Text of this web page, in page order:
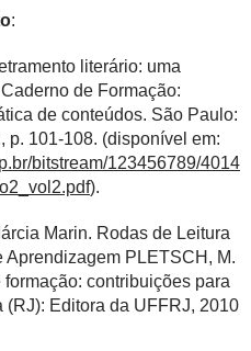
:
literário: uma
de Formação:
de conteúdos. São Paulo:
p. 101-108. (disponível em:
bitstream/123456789/4014
).
Marin. Rodas de Leitura
PLETSCH, M.
formação: contribuições para
Editora da UFFRJ, 2010